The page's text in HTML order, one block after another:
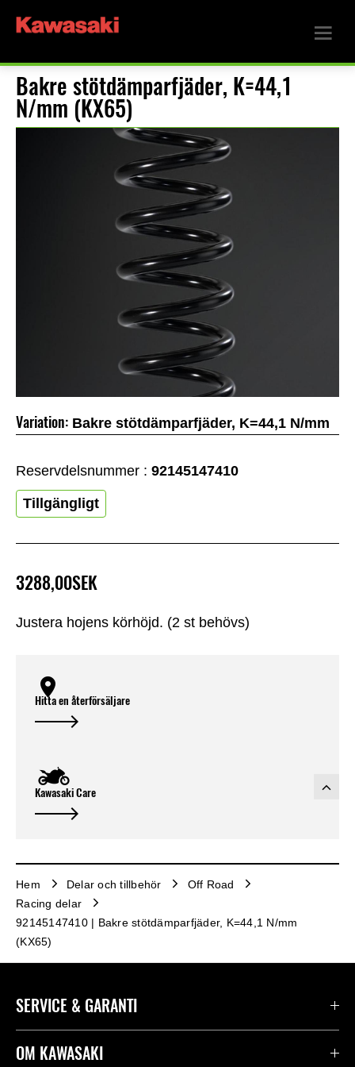
Bakre stötdämparfjäder, K=44,1
N/mm (KX65)
Justera hojens körhöjd. (2 st behövs)
3288,00SEK
Variation: Bakre stötdämparfjäder, K=44,1 N/mm
Reservdelsnummer : 92145147410
Tillgängligt
Hitta en återförsäljare
Kawasaki Care
Hem Delar och tillbehör
Off Road
Racing delar
92145147410 | Bakre stötdämparfjäder, K=44,1 N/mm
(KX65)
SERVICE & GARANTI
Kontakta oss
OM KAWASAKI